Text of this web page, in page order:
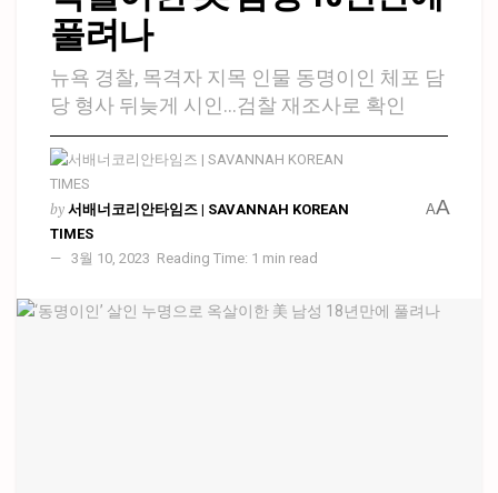
풀려나
뉴욕 경찰, 목격자 지목 인물 동명이인 체포 담
당 형사 뒤늦게 시인…검찰 재조사로 확인
by 서배너코리안타임즈 | SAVANNAH KOREAN
TIMES
3월 10, 2023 Reading Time: 1 min read
AA